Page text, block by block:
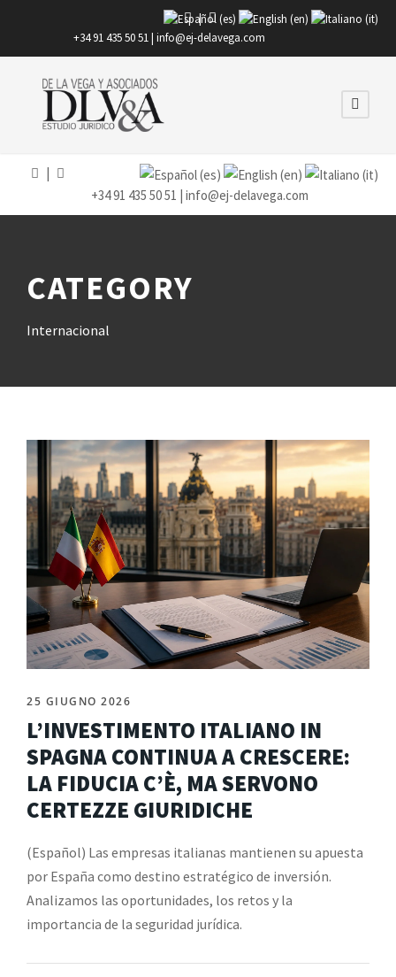
|
+34 91 435 50 51 | info@ej-delavega.com
+34 91 435 50 51 | info@ej-delavega.com
CATEGORY
Internacional
25 GIUGNO 2026
L’INVESTIMENTO ITALIANO IN
SPAGNA CONTINUA A CRESCERE:
LA FIDUCIA C’È, MA SERVONO
CERTEZZE GIURIDICHE
(Español) Las empresas italianas mantienen su apuesta
por España como destino estratégico de inversión.
Analizamos las oportunidades, los retos y la
importancia de la seguridad jurídica.